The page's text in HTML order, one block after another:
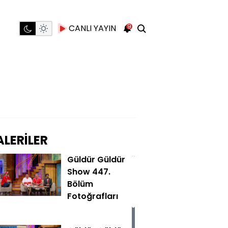
CANLI YAYIN 9
Güldür Güldür
Show 447.
Bölüm
Fotoğrafları